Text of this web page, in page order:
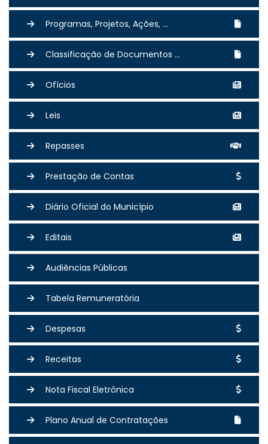
Programas, Projetos, Ações, ...
Classificação de Documentos ...
Ofícios
Leis
Repasses
Prestação de Contas
Diário Oficial do Município
Editais
Audiências Públicas
Tabela Remuneratória
Despesas
Receitas
Nota Fiscal Eletrônica
Plano Anual de Contratações